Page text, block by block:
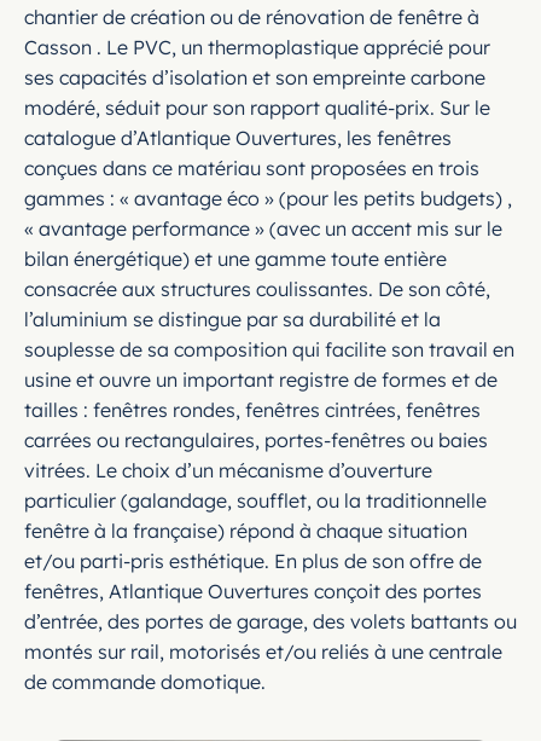
chantier de création ou de rénovation de fenêtre à
Casson . Le PVC, un thermoplastique apprécié pour
ses capacités d’isolation et son empreinte carbone
modéré, séduit pour son rapport qualité-prix. Sur le
catalogue d’Atlantique Ouvertures, les fenêtres
conçues dans ce matériau sont proposées en trois
gammes : « avantage éco » (pour les petits budgets) ,
« avantage performance » (avec un accent mis sur le
bilan énergétique) et une gamme toute entière
consacrée aux structures coulissantes. De son côté,
l’aluminium se distingue par sa durabilité et la
souplesse de sa composition qui facilite son travail en
usine et ouvre un important registre de formes et de
tailles : fenêtres rondes, fenêtres cintrées, fenêtres
carrées ou rectangulaires, portes-fenêtres ou baies
vitrées. Le choix d’un mécanisme d’ouverture
particulier (galandage, soufflet, ou la traditionnelle
fenêtre à la française) répond à chaque situation
et/ou parti-pris esthétique. En plus de son offre de
fenêtres, Atlantique Ouvertures conçoit des portes
d’entrée, des portes de garage, des volets battants ou
montés sur rail, motorisés et/ou reliés à une centrale
de commande domotique.